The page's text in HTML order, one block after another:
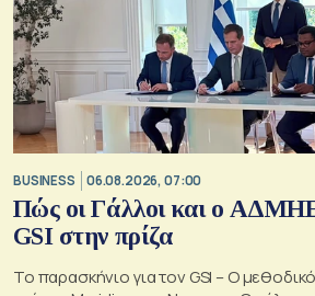
BUSINESS 06.08.2026, 07:00
Πώς οι Γάλλοι και ο
GSI στην πρίζα
Το παρασκήνιο για τον GSI – Ο